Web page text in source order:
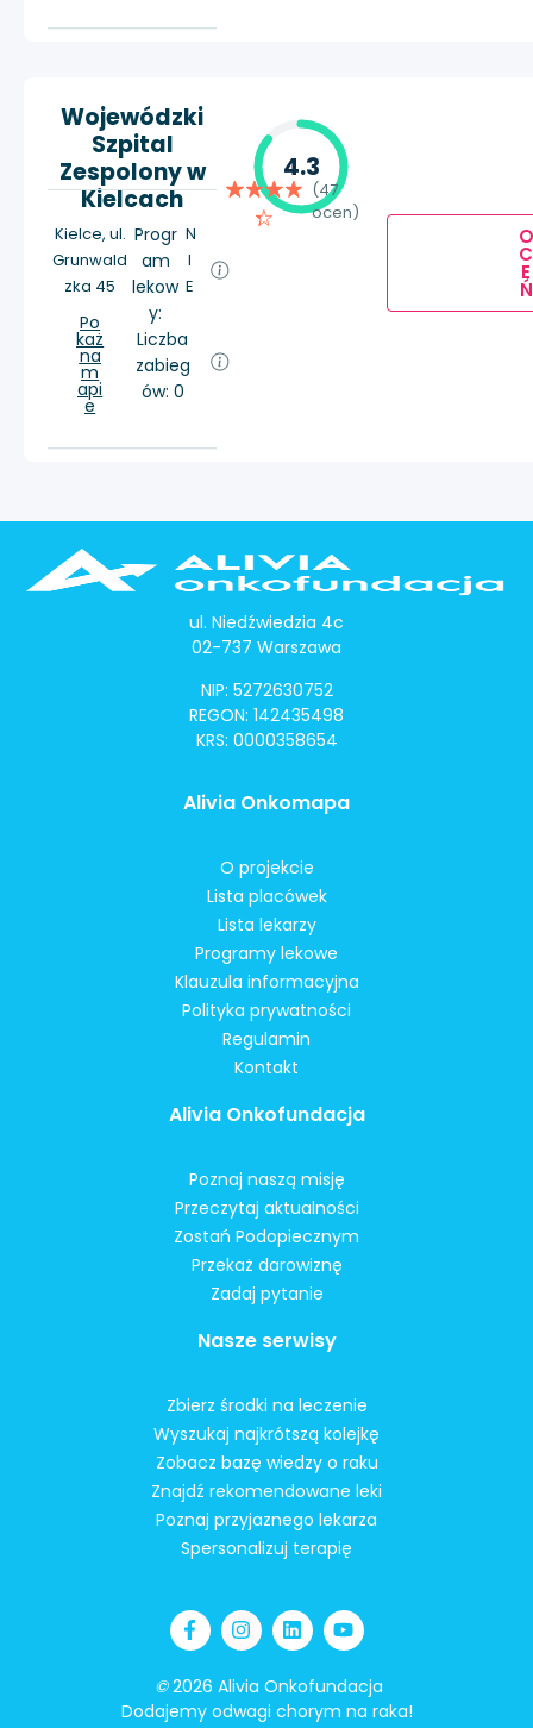
Wojewódzki
Szpital
Zespolony w
Kielcach
Kielce, ul.
Grunwald
zka 45
Po
każ
na
m
api
e
Progr
am
lekow
y:
N
I
E
Liczba
zabieg
ów: 0
4.3
(47
ocen)
O
C
E
Ń
ul. Niedźwiedzia 4c
02-737 Warszawa
NIP: 5272630752
REGON: 142435498
KRS: 0000358654
Alivia Onkomapa
O projekcie
Lista placówek
Lista lekarzy
Programy lekowe
Klauzula informacyjna
Polityka prywatności
Regulamin
Kontakt
Alivia Onkofundacja
Poznaj naszą misję
Przeczytaj aktualności
Zostań Podopiecznym
Przekaż darowiznę
Zadaj pytanie
Nasze serwisy
Zbierz środki na leczenie
Wyszukaj najkrótszą kolejkę
Zobacz bazę wiedzy o raku
Znajdź rekomendowane leki
Poznaj przyjaznego lekarza
Spersonalizuj terapię
©2026 Alivia Onkofundacja
Dodajemy odwagi chorym na raka!